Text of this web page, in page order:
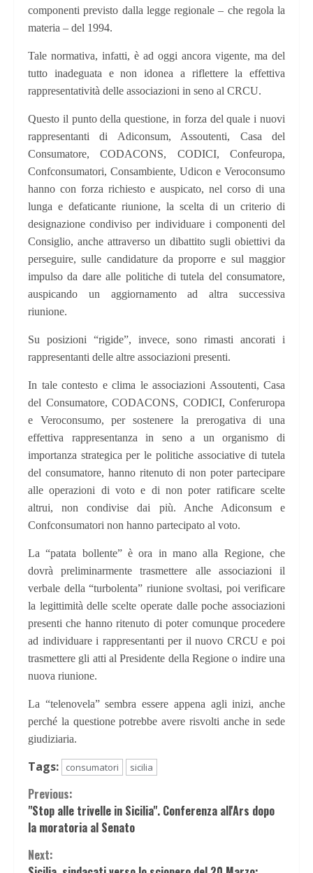
componenti previsto dalla legge regionale – che regola la
materia – del 1994.
Tale normativa, infatti, è ad oggi ancora vigente, ma del
tutto inadeguata e non idonea a riflettere la effettiva
rappresentatività delle associazioni in seno al CRCU.
Questo il punto della questione, in forza del quale i nuovi
rappresentanti di Adiconsum, Assoutenti, Casa del
Consumatore, CODACONS, CODICI, Confeuropa,
Confconsumatori, Consambiente, Udicon e Veroconsumo
hanno con forza richiesto e auspicato, nel corso di una
lunga e defaticante riunione, la scelta di un criterio di
designazione condiviso per individuare i componenti del
Consiglio, anche attraverso un dibattito sugli obiettivi da
perseguire, sulle candidature da proporre e sul maggior
impulso da dare alle politiche di tutela del consumatore,
auspicando un aggiornamento ad altra successiva
riunione.
Su posizioni “rigide”, invece, sono rimasti ancorati i
rappresentanti delle altre associazioni presenti.
In tale contesto e clima le associazioni Assoutenti, Casa
del Consumatore, CODACONS, CODICI, Conferuropa
e Veroconsumo, per sostenere la prerogativa di una
effettiva rappresentanza in seno a un organismo di
importanza strategica per le politiche associative di tutela
del consumatore, hanno ritenuto di non poter partecipare
alle operazioni di voto e di non poter ratificare scelte
altrui, non condivise dai più. Anche Adiconsum e
Confconsumatori non hanno partecipato al voto.
La “patata bollente” è ora in mano alla Regione, che
dovrà preliminarmente trasmettere alle associazioni il
verbale della “turbolenta” riunione svoltasi, poi verificare
la legittimità delle scelte operate dalle poche associazioni
presenti che hanno ritenuto di poter comunque procedere
ad individuare i rappresentanti per il nuovo CRCU e poi
trasmettere gli atti al Presidente della Regione o indire una
nuova riunione.
La “telenovela” sembra essere appena agli inizi, anche
perché la questione potrebbe avere risvolti anche in sede
giudiziaria.
Tags: consumatori sicilia
Continue
Reading
Previous:
"Stop alle trivelle in Sicilia". Conferenza all'Ars dopo
la moratoria al Senato
Next: